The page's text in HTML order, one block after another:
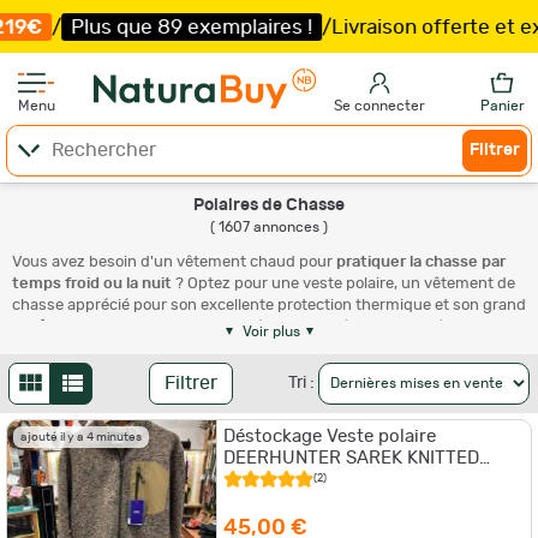
! /Livraison offerte et expédition sous 5
Menu Se connecter Panier
Filtrer
Polaires de Chasse
( 1607 annonces )
Vous avez besoin d'un vêtement chaud pour pratiquer la chasse par
temps froid ou la nuit ? Optez pour une veste polaire, un vêtement de
chasse apprécié pour son excellente protection thermique et son grand
confort. Que vous soyez passionné de chasse à l'approche, à la battue
NaturaBuy où un large assortiment de marques, coloris et modèles
vous est proposé. Pour trouver la veste de chasse qu'il vous faut,
parcourez les articles de la page ou utilisez notre outil de recherche
pour affiner votre choix. Plusieurs critères sont à votre disposition
comme la couleur, la marque et la taille. Vous pouvez aussi faire
afficher uniquement les articles en livraison gratuite et les promotions.
Explorez notre sélection devêtements de chassse
Voir plus
Filtrer Tri :
ajouté il y a 4 minutes
Déstockage Veste polaire
DEERHUNTER SAREK KNITTED
Taille S
(2)
45,00 €